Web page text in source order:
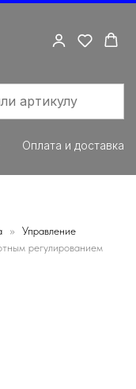
Оплата и доставка
Управление
регулированием